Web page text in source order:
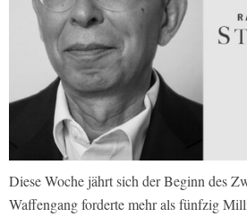
Diese Woche jährt sich der Beginn des
Waffengang forderte mehr als fünfzig